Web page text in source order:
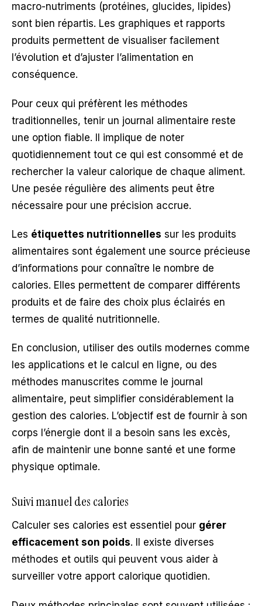
macro-nutriments (protéines, glucides, lipides)
sont bien répartis. Les graphiques et rapports
produits permettent de visualiser facilement
l’évolution et d’ajuster l’alimentation en
conséquence.
Pour ceux qui préfèrent les méthodes
traditionnelles, tenir un journal alimentaire reste
une option fiable. Il implique de noter
quotidiennement tout ce qui est consommé et de
rechercher la valeur calorique de chaque aliment.
Une pesée régulière des aliments peut être
nécessaire pour une précision accrue.
Les étiquettes nutritionnelles sur les produits
alimentaires sont également une source précieuse
d’informations pour connaître le nombre de
calories. Elles permettent de comparer différents
produits et de faire des choix plus éclairés en
termes de qualité nutritionnelle.
En conclusion, utiliser des outils modernes comme
les applications et le calcul en ligne, ou des
méthodes manuscrites comme le journal
alimentaire, peut simplifier considérablement la
gestion des calories. L’objectif est de fournir à son
corps l’énergie dont il a besoin sans les excès,
afin de maintenir une bonne santé et une forme
physique optimale.
Suivi manuel des calories
Calculer ses calories est essentiel pour gérer
efficacement son poids. Il existe diverses
méthodes et outils qui peuvent vous aider à
surveiller votre apport calorique quotidien.